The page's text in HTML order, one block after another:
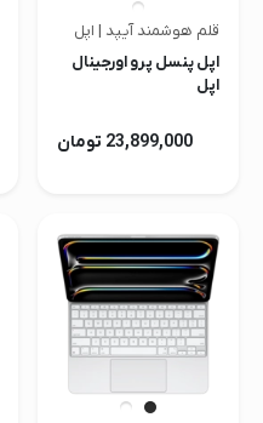
قلم هوشمند آیپد | اپل
اپل پنسل پرو اورجینال
اپل
23,899,000 تومان